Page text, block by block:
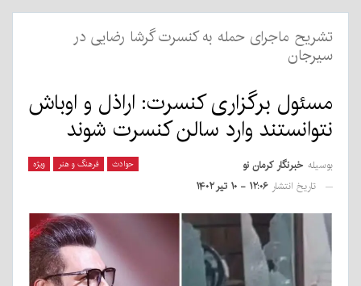
تشریح ماجرای حمله به کنسرت گرشا رضایی در
سیرجان
مسئول برگزاری کنسرت: اراذل و اوباش
نتوانستند وارد سالن کنسرت شوند
حوادث فرهنگ و هنر ویژه بوسیله خبرنگار کرمان نو
تاریخ انتشار ۱۲:۰۶ - ۱۰ تیر ۱۴۰۲